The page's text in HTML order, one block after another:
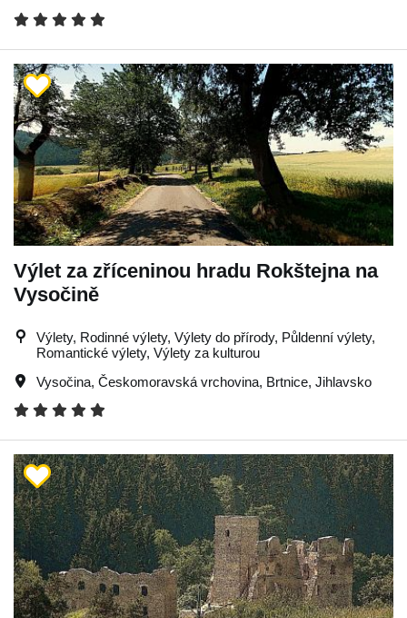
Výlet za zříceninou hradu Rokštejna na
Vysočině
Výlety, Rodinné výlety, Výlety do přírody, Půldenní výlety,
Romantické výlety, Výlety za kulturou
Vysočina, Českomoravská vrchovina, Brtnice, Jihlavsko